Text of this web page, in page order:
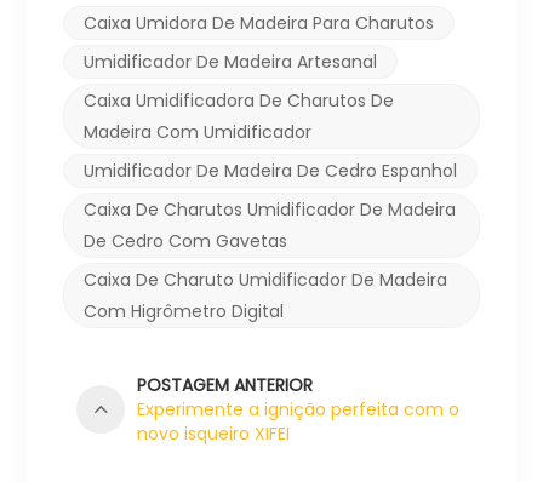
Caixa Umidora De Madeira Para Charutos
Umidificador De Madeira Artesanal
Caixa Umidificadora De Charutos De
Madeira Com Umidificador
Umidificador De Madeira De Cedro Espanhol
Caixa De Charutos Umidificador De Madeira
De Cedro Com Gavetas
Caixa De Charuto Umidificador De Madeira
Com Higrômetro Digital
POSTAGEM ANTERIOR
Experimente a ignição perfeita com o
novo isqueiro XIFEI